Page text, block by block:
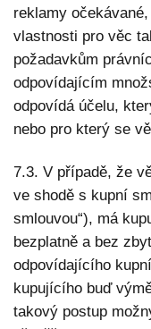
reklamy
vlastnosti pro věc
požadavkům
odpovídajícím
odpovídá účelu,
nebo pro který se
7.3. V případě, že
ve shodě s kupní
smlouvou“), má
bezplatně a bez
odpovídajícího
kupujícího buď
takový postup